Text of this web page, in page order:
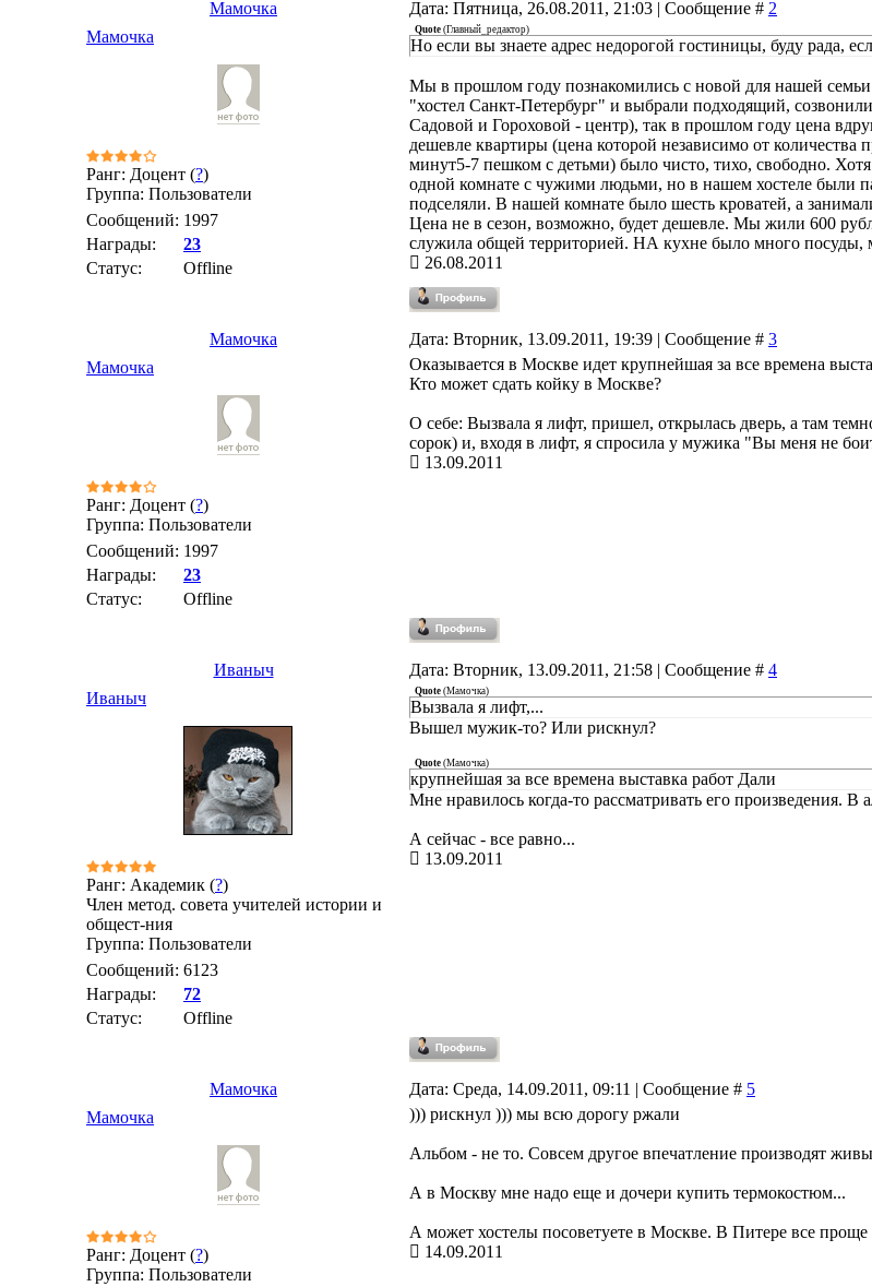
Мамочка Дата: Пятница, 26.08.2011, 21:03 | Сообщение # 2
Мамочка
Ранг: Доцент (?)
Группа: Пользователи
Сообщений: 1997
Награды:
23
Статус:
Offline
Quote (Главный_редактор)
Но если вы знаете адрес недорогой гостиницы, буду рада,
Мы в прошлом году познакомились с новой для нашей
"хостел Санкт-Петербург" и выбрали подходящий,
Садовой и Гороховой - центр), так в прошлом году цена
дешевле квартиры (цена которой независимо от
минут5-7 пешком с детьми) было чисто, тихо, свободно.
одной комнате с чужими людьми, но в нашем хостеле были
подселяли. В нашей комнате было шесть кроватей, а
Цена не в сезон, возможно, будет дешевле. Мы жили 600
служила общей территорией. НА кухне было много посуды,
26.08.2011
Мамочка Дата: Вторник, 13.09.2011, 19:39 | Сообщение # 3
Мамочка
Ранг: Доцент (?)
Группа: Пользователи
Сообщений: 1997
Награды:
23
Статус:
Offline
Оказывается в Москве идет крупнейшая за все времена
Кто может сдать койку в Москве?
О себе: Вызвала я лифт, пришел, открылась дверь, а там
сорок) и, входя в лифт, я спросила у мужика "Вы меня не
13.09.2011
Иваныч Дата: Вторник, 13.09.2011, 21:58 | Сообщение # 4
Иваныч
Ранг: Академик (?)
Член метод. совета учителей истории и
общест-ния
Группа: Пользователи
Сообщений: 6123
Награды:
72
Статус:
Offline
Quote (Мамочка)
Вызвала я лифт,...
Вышел мужик-то? Или рискнул?
Quote (Мамочка)
крупнейшая за все времена выставка работ Дали
Мне нравилось когда-то рассматривать его произведения. В
А сейчас - все равно...
13.09.2011
Мамочка Дата: Среда, 14.09.2011, 09:11 | Сообщение # 5
Мамочка
Ранг: Доцент (?)
Группа: Пользователи
))) рискнул ))) мы всю дорогу ржали
Альбом - не то. Совсем другое впечатление производят
А в Москву мне надо еще и дочери купить термокостюм...
А может хостелы посоветуете в Москве. В Питере все
14.09.2011